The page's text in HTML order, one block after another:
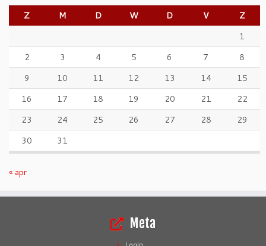
Z M D W D V
Z
1
2
3 4 5 6 7
8
9
10 11 12 13 14
15
16
17 18 19 20 21
22
23
24 25 26 27 28
29
30
31
« apr
Meta